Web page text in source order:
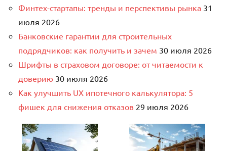
Финтех-стартапы: тренды и перспективы рынка 31
июля 2026
Банковские гарантии для строительных
подрядчиков: как получить и зачем 30 июля 2026
Шрифты в страховом договоре: от читаемости к
доверию 30 июля 2026
Как улучшить UX ипотечного калькулятора: 5
фишек для снижения отказов 29 июля 2026